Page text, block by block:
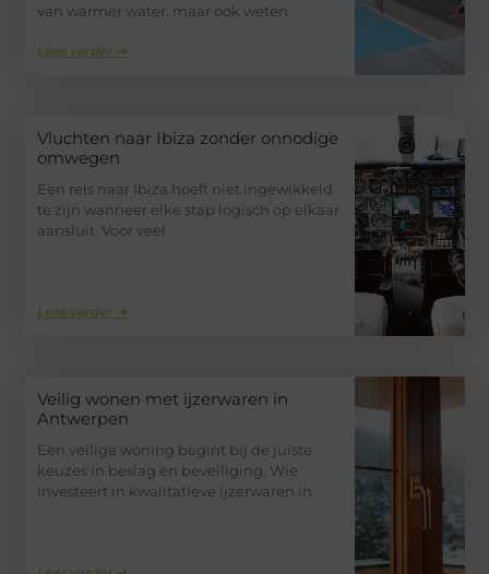
van warmer water, maar ook weten
Lees verder ➜
Vluchten naar Ibiza zonder onnodige
omwegen
Een reis naar Ibiza hoeft niet ingewikkeld
te zijn wanneer elke stap logisch op elkaar
aansluit. Voor veel
Lees verder ➜
Veilig wonen met ijzerwaren in
Antwerpen
Een veilige woning begint bij de juiste
keuzes in beslag en beveiliging. Wie
investeert in kwalitatieve ijzerwaren in